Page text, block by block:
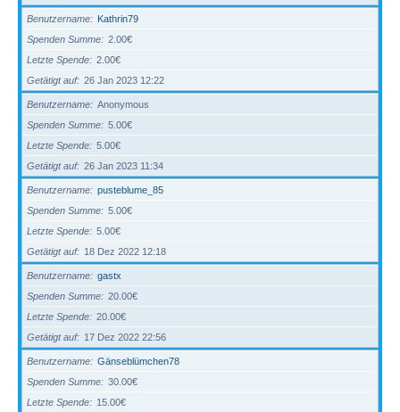
Benutzername
Kathrin79
Spenden Summe
2.00€
Letzte Spende
2.00€
Getätigt auf
26 Jan 2023 12:22
Benutzername
Anonymous
Spenden Summe
5.00€
Letzte Spende
5.00€
Getätigt auf
26 Jan 2023 11:34
Benutzername
pusteblume_85
Spenden Summe
5.00€
Letzte Spende
5.00€
Getätigt auf
18 Dez 2022 12:18
Benutzername
gastx
Spenden Summe
20.00€
Letzte Spende
20.00€
Getätigt auf
17 Dez 2022 22:56
Benutzername
Gänseblümchen78
Spenden Summe
30.00€
Letzte Spende
15.00€